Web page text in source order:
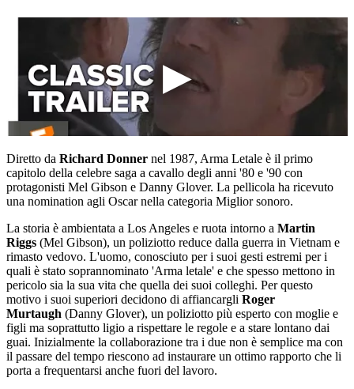
Diretto da Richard Donner nel 1987, Arma Letale è il primo
capitolo della celebre saga a cavallo degli anni '80 e '90 con
protagonisti Mel Gibson e Danny Glover. La pellicola ha ricevuto
una nomination agli Oscar nella categoria Miglior sonoro.
La storia è ambientata a Los Angeles e ruota intorno a Martin
Riggs (Mel Gibson), un poliziotto reduce dalla guerra in Vietnam e
rimasto vedovo. L'uomo, conosciuto per i suoi gesti estremi per i
quali è stato soprannominato 'Arma letale' e che spesso mettono in
pericolo sia la sua vita che quella dei suoi colleghi. Per questo
motivo i suoi superiori decidono di affiancargli Roger
Murtaugh (Danny Glover), un poliziotto più esperto con moglie e
figli ma soprattutto ligio a rispettare le regole e a stare lontano dai
guai. Inizialmente la collaborazione tra i due non è semplice ma con
il passare del tempo riescono ad instaurare un ottimo rapporto che li
porta a frequentarsi anche fuori del lavoro.